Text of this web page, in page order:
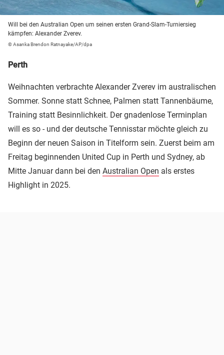
Will bei den Australian Open um seinen ersten Grand-Slam-Turniersieg
kämpfen: Alexander Zverev.
© Asanka Brendon Ratnayake/AP/dpa
Perth
Weihnachten verbrachte Alexander Zverev im australischen
Sommer. Sonne statt Schnee, Palmen statt Tannenbäume,
Training statt Besinnlichkeit. Der gnadenlose Terminplan
will es so - und der deutsche Tennisstar möchte gleich zu
Beginn der neuen Saison in Titelform sein. Zuerst beim am
Freitag beginnenden United Cup in Perth und Sydney, ab
Mitte Januar dann bei den Australian Open als erstes
Highlight in 2025.